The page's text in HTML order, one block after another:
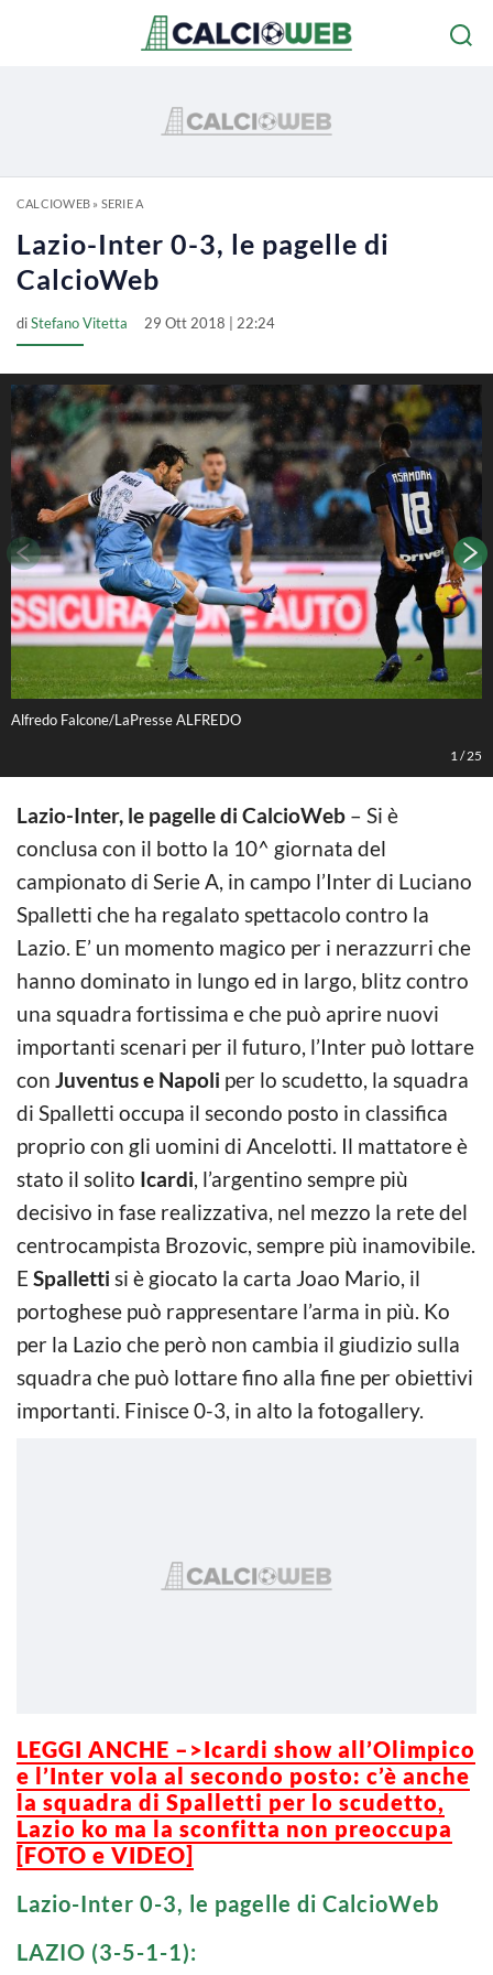
CALCIOWEB» SERIE A
Lazio-Inter 0-3, le pagelle di
CalcioWeb
diStefano Vitetta 29 Ott 2018 | 22:24
Alfredo Falcone/LaPresse ALFREDO
1 /25
Lazio-Inter, le pagelle di CalcioWeb – Si è
conclusa con il botto la 10^ giornata del
campionato di Serie A, in campo l’Inter di Luciano
Spalletti che ha regalato spettacolo contro la
Lazio. E’ un momento magico per i nerazzurri che
hanno dominato in lungo ed in largo, blitz contro
una squadra fortissima e che può aprire nuovi
importanti scenari per il futuro, l’Inter può lottare
con Juventus e Napoli per lo scudetto, la squadra
di Spalletti occupa il secondo posto in classifica
proprio con gli uomini di Ancelotti. Il mattatore è
stato il solito Icardi, l’argentino sempre più
decisivo in fase realizzativa, nel mezzo la rete del
centrocampista Brozovic, sempre più inamovibile.
E Spalletti si è giocato la carta Joao Mario, il
portoghese può rappresentare l’arma in più. Ko
per la Lazio che però non cambia il giudizio sulla
squadra che può lottare fino alla fine per obiettivi
importanti. Finisce 0-3, in alto la fotogallery.
LEGGI ANCHE –>Icardi show all’Olimpico
e l’Inter vola al secondo posto: c’è anche
la squadra di Spalletti per lo scudetto,
Lazio ko ma la sconfitta non preoccupa
[FOTO e VIDEO]
Lazio-Inter 0-3, le pagelle di CalcioWeb
LAZIO (3-5-1-1):